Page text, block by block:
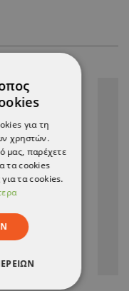
για τη
χρηστών.
μας, παρέχετε
τα cookies
τα cookies.